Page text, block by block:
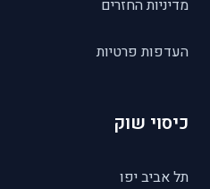
מדיניות החזרים
העדפות פרטיות
כיסוי שוק
תל אביב יפו